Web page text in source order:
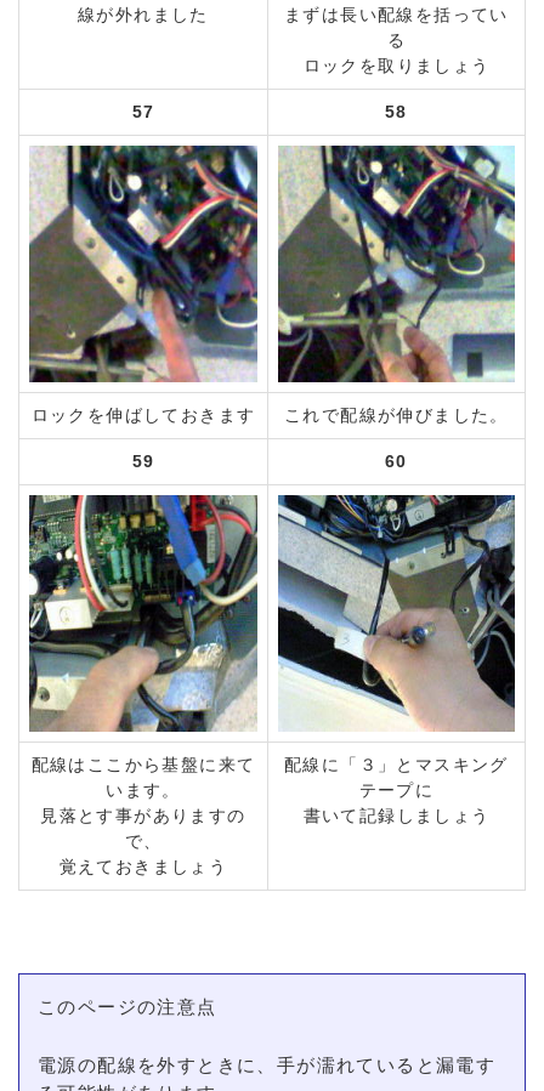
線が外れました
まずは長い配線を括ってい
る
ロックを取りましょう
57 58
ロックを伸ばしておきます これで配線が伸びました。
59 60
配線はここから基盤に来て
います。
見落とす事がありますの
で、
覚えておきましょう
配線に「３」とマスキング
テープに
書いて記録しましょう
このページの注意点
電源の配線を外すときに、手が濡れていると漏電す